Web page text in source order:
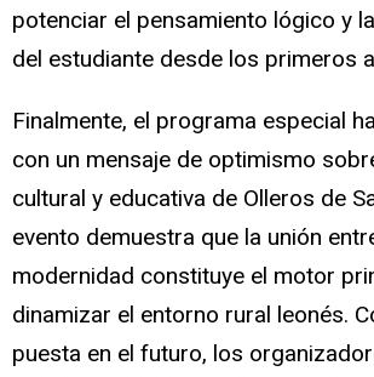
potenciar el pensamiento lógico y
del estudiante desde los primeros
Finalmente, el programa especial
con un mensaje de optimismo
cultural y educativa de Olleros de
evento demuestra que la unión
modernidad constituye el motor
dinamizar el entorno rural leonés.
puesta en el futuro, los